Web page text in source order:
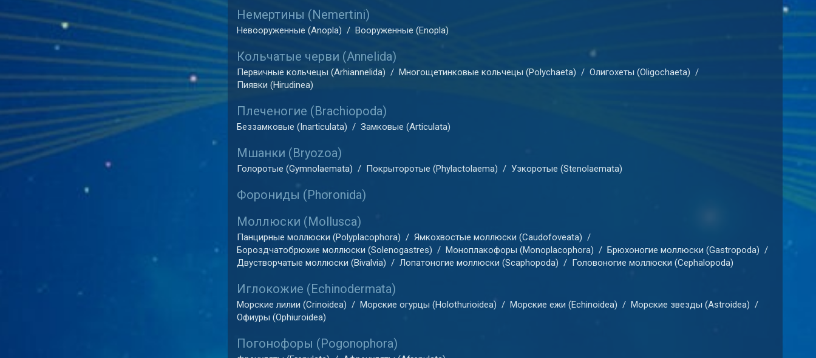
Немертины (Nemertini)
Невооруженные (Anopla) / Вооруженные (Enopla)
Кольчатые черви (Annelida)
Первичные кольчецы (Arhiannelida) / Многощетинковые кольчецы (Polychaeta) / Олигохеты (Oligochaeta) /
Пиявки (Hirudinea)
Плеченогие (Brachiopoda)
Беззамковые (Inarticulata) / Замковые (Articulata)
Мшанки (Bryozoa)
Голоротые (Gymnolaemata) / Покрыторотые (Phylactolaema) / Узкоротые (Stenolaemata)
Форониды (Phoronida)
Моллюски (Mollusca)
Панцирные моллюски (Polyplacophora) / Ямкохвостые моллюски (Caudofoveata) /
Бороздчатобрюхие моллюски (Solenogastres) / Моноплакофоры (Monoplacophora) / Брюхоногие моллюски (Gastropoda) /
Двустворчатые моллюски (Bivalvia) / Лопатоногие моллюски (Scaphopoda) / Головоногие моллюски (Cephalopoda)
Иглокожие (Echinodermata)
Морские лилии (Crinoidea) / Морские огурцы (Holothurioidea) / Морские ежи (Echinoidea) / Морские звезды (Astroidea) /
Офиуры (Ophiuroidea)
Погонофоры (Pogonophora)